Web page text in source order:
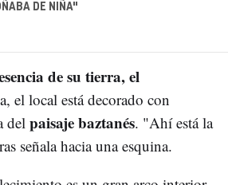
DE NIÑA"
de su tierra, el
el local está decorado con
del paisaje baztanés. "Ahí está la
señala hacia una esquina.